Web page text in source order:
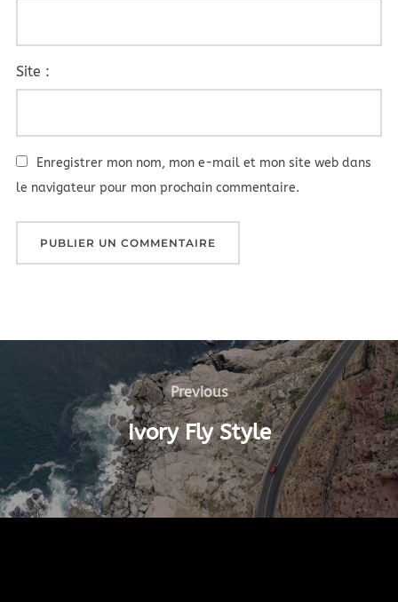
Site :
Enregistrer mon nom, mon e-mail et mon site web dans
le navigateur pour mon prochain commentaire.
Navigation
l’article
Previous
Previous
Ivory Fly Style